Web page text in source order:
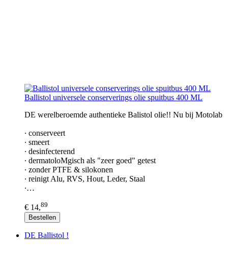
Ballistol universele conserverings olie spuitbus 400 ML
DE werelberoemde authentieke Balistol olie!! Nu bij Motolab
∙ conserveert
∙ smeert
∙ desinfecterend
∙ dermatoloMgisch als "zeer goed" getest
∙ zonder PTFE & silokonen
∙ reinigt Alu, RVS, Hout, Leder, Staal
∙…
€ 14,89
Bestellen
DE Ballistol !